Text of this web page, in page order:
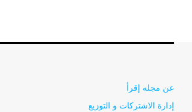
عن مجله إقرأ
إدارة الاشتركات و التوزيع